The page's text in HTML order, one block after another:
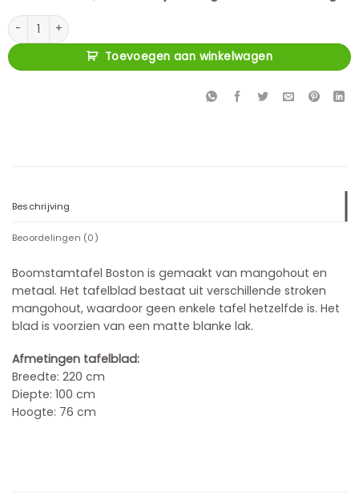
Boomstamtafel Boston Naturel Mangohout 220 cm aantal
Toevoegen aan winkelwagen
Beschrijving
Beoordelingen (0)
Boomstamtafel Boston is gemaakt van mangohout en
metaal. Het tafelblad bestaat uit verschillende stroken
mangohout, waardoor geen enkele tafel hetzelfde is. Het
blad is voorzien van een matte blanke lak.
Afmetingen tafelblad:
Breedte: 220 cm
Diepte: 100 cm
Hoogte: 76 cm